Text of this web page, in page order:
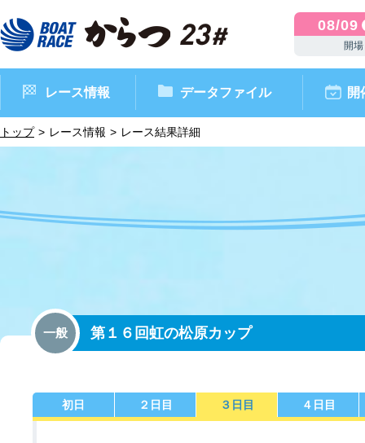
08/09
開場
レース情報
今節の進入コース別成績
データファイル
佐賀支部選手一覧 記念競走優勝選手一覧
開
トップ レース情報 レース結果詳細
一般 第１６回虹の松原カップ
初日 ２日目 ３日目 ４日目